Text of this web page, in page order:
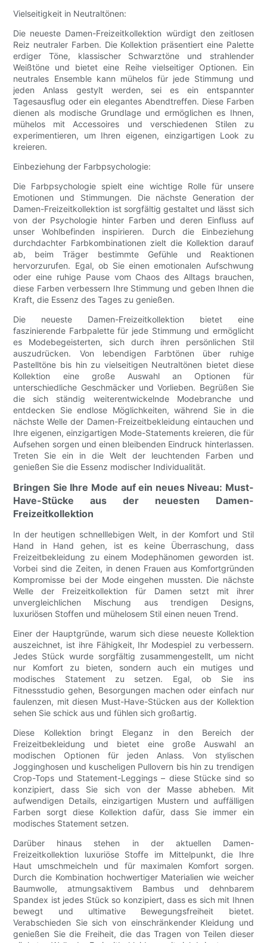
Vielseitigkeit in Neutraltönen:
Die neueste Damen-Freizeitkollektion würdigt den zeitlosen
Reiz neutraler Farben. Die Kollektion präsentiert eine Palette
erdiger Töne, klassischer Schwarztöne und strahlender
Weißtöne und bietet eine Reihe vielseitiger Optionen. Ein
neutrales Ensemble kann mühelos für jede Stimmung und
jeden Anlass gestylt werden, sei es ein entspannter
Tagesausflug oder ein elegantes Abendtreffen. Diese Farben
dienen als modische Grundlage und ermöglichen es Ihnen,
mühelos mit Accessoires und verschiedenen Stilen zu
experimentieren, um Ihren eigenen, einzigartigen Look zu
kreieren.
Einbeziehung der Farbpsychologie:
Die Farbpsychologie spielt eine wichtige Rolle für unsere
Emotionen und Stimmungen. Die nächste Generation der
Damen-Freizeitkollektion ist sorgfältig gestaltet und lässt sich
von der Psychologie hinter Farben und deren Einfluss auf
unser Wohlbefinden inspirieren. Durch die Einbeziehung
durchdachter Farbkombinationen zielt die Kollektion darauf
ab, beim Träger bestimmte Gefühle und Reaktionen
hervorzurufen. Egal, ob Sie einen emotionalen Aufschwung
oder eine ruhige Pause vom Chaos des Alltags brauchen,
diese Farben verbessern Ihre Stimmung und geben Ihnen die
Kraft, die Essenz des Tages zu genießen.
Die neueste Damen-Freizeitkollektion bietet eine
faszinierende Farbpalette für jede Stimmung und ermöglicht
es Modebegeisterten, sich durch ihren persönlichen Stil
auszudrücken. Von lebendigen Farbtönen über ruhige
Pastelltöne bis hin zu vielseitigen Neutraltönen bietet diese
Kollektion eine große Auswahl an Optionen für
unterschiedliche Geschmäcker und Vorlieben. Begrüßen Sie
die sich ständig weiterentwickelnde Modebranche und
entdecken Sie endlose Möglichkeiten, während Sie in die
nächste Welle der Damen-Freizeitbekleidung eintauchen und
Ihre eigenen, einzigartigen Mode-Statements kreieren, die für
Aufsehen sorgen und einen bleibenden Eindruck hinterlassen.
Treten Sie ein in die Welt der leuchtenden Farben und
genießen Sie die Essenz modischer Individualität.
Bringen Sie Ihre Mode auf ein neues Niveau: Must-
Have-Stücke aus der neuesten Damen-
Freizeitkollektion
In der heutigen schnelllebigen Welt, in der Komfort und Stil
Hand in Hand gehen, ist es keine Überraschung, dass
Freizeitbekleidung zu einem Modephänomen geworden ist.
Vorbei sind die Zeiten, in denen Frauen aus Komfortgründen
Kompromisse bei der Mode eingehen mussten. Die nächste
Welle der Freizeitkollektion für Damen setzt mit ihrer
unvergleichlichen Mischung aus trendigen Designs,
luxuriösen Stoffen und mühelosem Stil einen neuen Trend.
Einer der Hauptgründe, warum sich diese neueste Kollektion
auszeichnet, ist ihre Fähigkeit, Ihr Modespiel zu verbessern.
Jedes Stück wurde sorgfältig zusammengestellt, um nicht
nur Komfort zu bieten, sondern auch ein mutiges und
modisches Statement zu setzen. Egal, ob Sie ins
Fitnessstudio gehen, Besorgungen machen oder einfach nur
faulenzen, mit diesen Must-Have-Stücken aus der Kollektion
sehen Sie schick aus und fühlen sich großartig.
Diese Kollektion bringt Eleganz in den Bereich der
Freizeitbekleidung und bietet eine große Auswahl an
modischen Optionen für jeden Anlass. Von stylischen
Jogginghosen und kuscheligen Pullovern bis hin zu trendigen
Crop-Tops und Statement-Leggings – diese Stücke sind so
konzipiert, dass Sie sich von der Masse abheben. Mit
aufwendigen Details, einzigartigen Mustern und auffälligen
Farben sorgt diese Kollektion dafür, dass Sie immer ein
modisches Statement setzen.
Darüber hinaus stehen in der aktuellen Damen-
Freizeitkollektion luxuriöse Stoffe im Mittelpunkt, die Ihre
Haut umschmeicheln und für maximalen Komfort sorgen.
Durch die Kombination hochwertiger Materialien wie weicher
Baumwolle, atmungsaktivem Bambus und dehnbarem
Spandex ist jedes Stück so konzipiert, dass es sich mit Ihnen
bewegt und ultimative Bewegungsfreiheit bietet.
Verabschieden Sie sich von einschränkender Kleidung und
genießen Sie die Freiheit, die das Tragen von Teilen dieser